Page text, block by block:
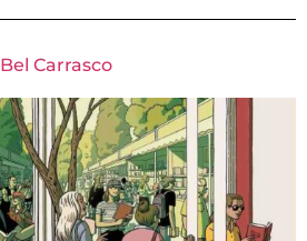
Bel Carrasco